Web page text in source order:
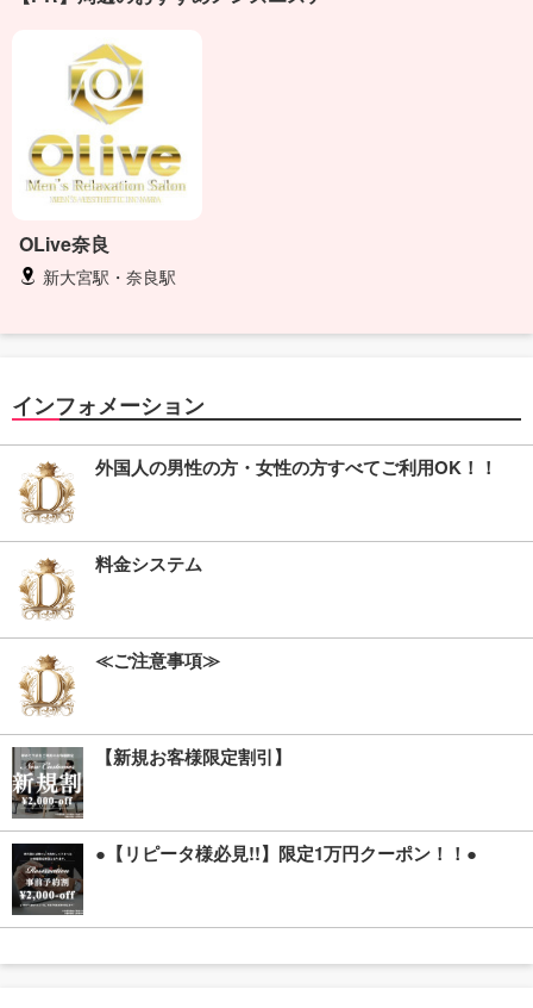
OLive奈良
新大宮駅・奈良駅
インフォメーション
外国人の男性の方・女性の方すべてご利用OK！！
料金システム
≪ご注意事項≫
【新規お客様限定割引】
●【リピータ様必見!!】限定1万円クーポン！！●